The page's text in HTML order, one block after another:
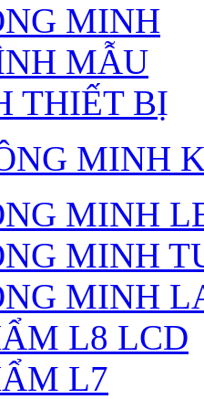
MINH
MẪU
THIẾT BỊ
MINH
MINH
MINH
MINH
L8 LCD
L7